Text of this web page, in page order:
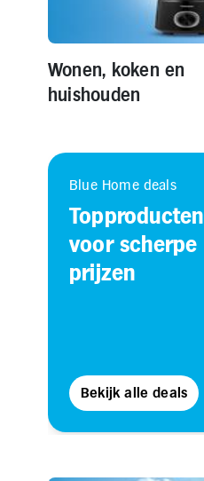
Wonen, koken en
huishouden
Blue Home deals
Topproducten
voor scherpe
prijzen
Bekijk alle deals